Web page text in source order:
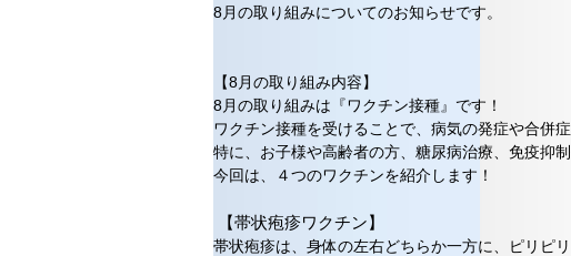
8月の取り組みについてのお知らせです。
【8月の取り組み内容】
8月の取り組みは『ワクチン接種』です！
ワクチン接種を受けることで、病気の発症や合併
特に、お子様や高齢者の方、糖尿病治療、免疫抑
今回は、４つのワクチンを紹介します！
【帯状疱疹ワクチン】
帯状疱疹は、身体の左右どちらか一方に、ピリピ